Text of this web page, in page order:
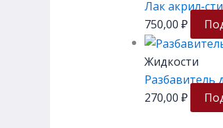
Лак акрил-
750,00 ₽
Жидкости
Разбавитель
270,00 ₽